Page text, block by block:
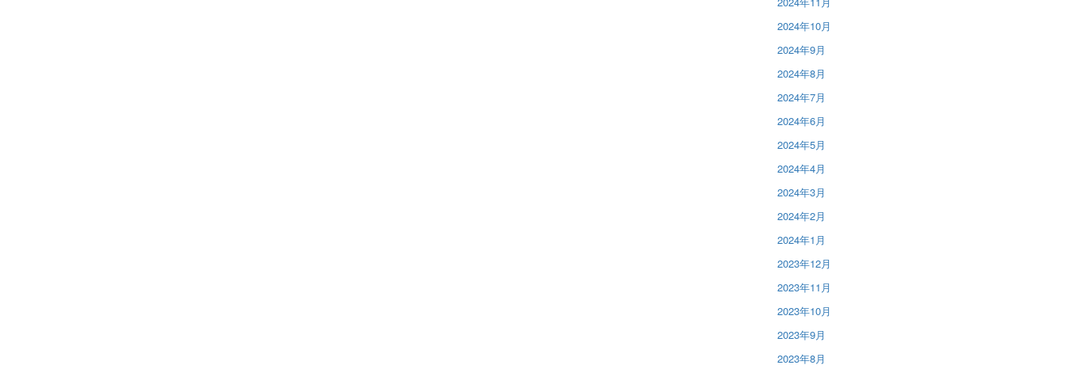
2024年10月
2024年9月
2024年8月
2024年7月
2024年6月
2024年5月
2024年4月
2024年3月
2024年2月
2024年1月
2023年12月
2023年11月
2023年10月
2023年9月
2023年8月